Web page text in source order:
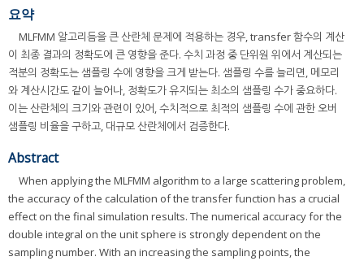
요약
MLFMM 알고리듬을 큰 산란체 문제에 적용하는 경우, transfer 함수의 계산
이 최종 결과의 정확도에 큰 영향을 준다. 수치 과정 중 단위원 위에서 계산되는
적분의 정확도는 샘플링 수에 영향을 크게 받는다. 샘플링 수를 늘리면, 메모리
와 계산시간도 같이 늘어나, 정확도가 유지되는 최소의 샘플링 수가 중요하다.
이는 산란체의 크기와 관련이 있어, 수치적으로 최적의 샘플링 수에 관한 오버
샘플링 비율을 구하고, 대규모 산란체에서 검증한다.
Abstract
When applying the MLFMM algorithm to a large scattering problem,
the accuracy of the calculation of the transfer function has a crucial
effect on the final simulation results. The numerical accuracy for the
double integral on the unit sphere is strongly dependent on the
sampling number. With an increasing the sampling points, the